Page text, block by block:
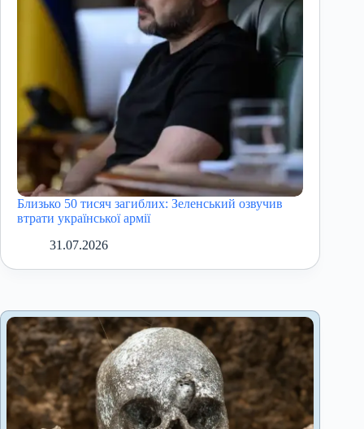
Близько 50 тисяч загиблих: Зеленський озвучив
втрати української армії
31.07.2026